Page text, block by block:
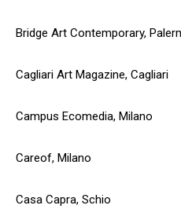
Bridge Art Contemporary,
Cagliari Art Magazine, Cagliari
Campus Ecomedia, Milano
Careof, Milano
Casa Capra, Schio